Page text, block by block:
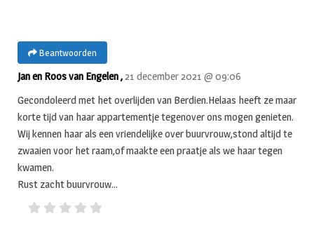
Beantwoorden
Jan en Roos van Engelen ,21 december 2021 @ 09:06
Gecondoleerd met het overlijden van Berdien.Helaas heeft ze maar
korte tijd van haar appartementje tegenover ons mogen genieten.
Wij kennen haar als een vriendelijke over buurvrouw,stond altijd te
zwaaien voor het raam,of maakte een praatje als we haar tegen
kwamen.
Rust zacht buurvrouw…